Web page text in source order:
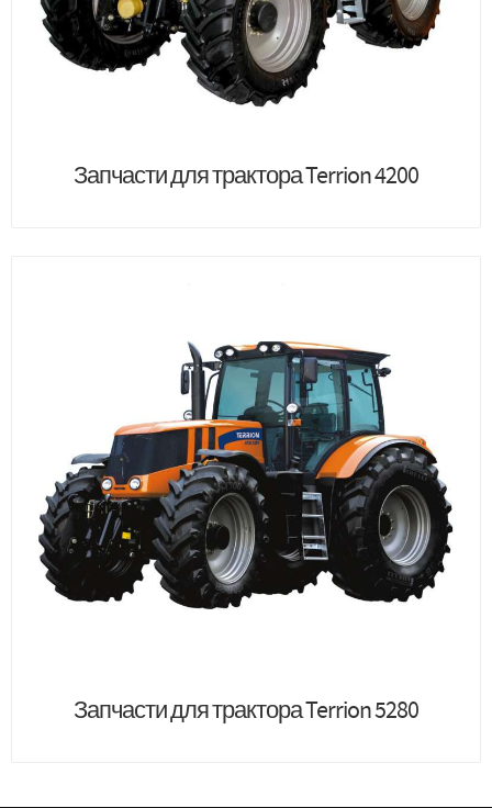
Запчасти для трактора Terrion 4200
Запчасти для трактора Terrion 5280